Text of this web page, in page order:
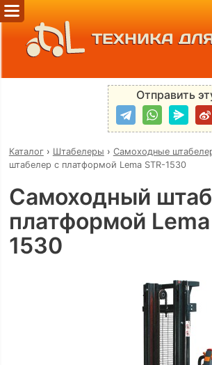
ТЕХНИКА
Отправить
Каталог› Штабелеры › Самоходные
штабелер с платформой Lema STR-1530
Самоходный
платформой
1530